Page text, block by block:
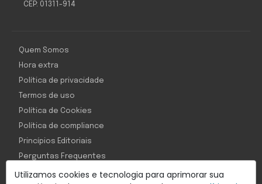
Utilizamos cookies e tecnologia para aprimorar sua
CEP: 01311-914
Quem Somos
Hora extra
Política de privacidade
Termos de uso
Política de Cookies
Política de compliance
Princípios Editoriais
Perguntas Frequentes